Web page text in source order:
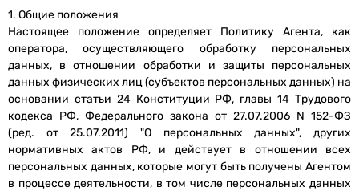
1. Общие положения
Настоящее положение определяет Политику Агента, как
оператора, осуществляющего обработку персональных
данных, в отношении обработки и защиты персональных
данных физических лиц (субъектов персональных данных) на
основании статьи 24 Конституции РФ, главы 14 Трудового
кодекса РФ, Федерального закона от 27.07.2006 N 152-ФЗ
(ред. от 25.07.2011) "О персональных данных", других
нормативных актов РФ, и действует в отношении всех
персональных данных, которые могут быть получены Агентом
в процессе деятельности, в том числе персональных данных